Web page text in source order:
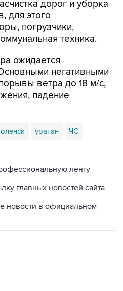
дорог и уборка
для этого
погрузчики,
техника.
ожидается
негативными
ветра до 18 м/с,
падение
ураган ЧС
ленту
главных новостей сайта
новости в официальном